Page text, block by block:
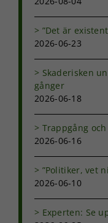
”Det är
2026-06-23
Skaderisken
gånger
2026-06-18
Trappgång
2026-06-16
”Politiker, vet
2026-06-10
Experten: Se